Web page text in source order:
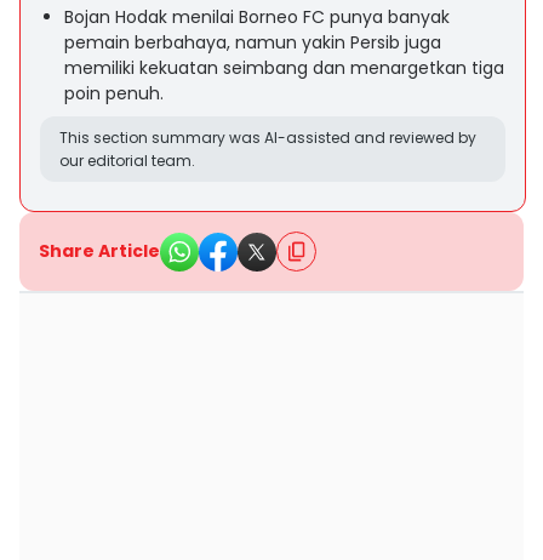
Bojan Hodak menilai Borneo FC punya banyak
pemain berbahaya, namun yakin Persib juga
memiliki kekuatan seimbang dan menargetkan tiga
poin penuh.
This section summary was AI-assisted and reviewed by
our editorial team.
Share Article